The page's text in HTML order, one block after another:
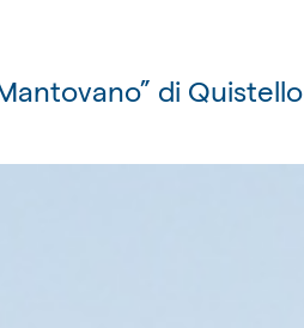
di Quistello